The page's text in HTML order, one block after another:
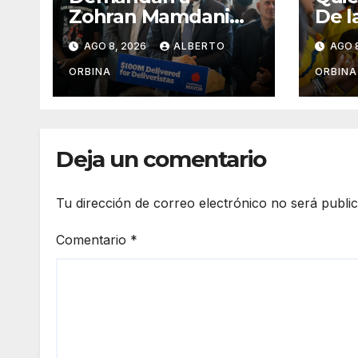
Zohran Mamdani
por un polémico
impuesto
inmobiliario que
podría afectar a
AGO 8, 2026 ALBERTO
ORBINA
De
deAGO
ORBINA
Deja un comentario
Tu dirección de correo electrónico no será
Comentario *